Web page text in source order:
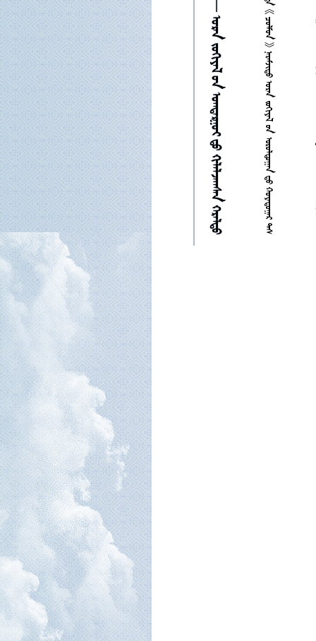























































